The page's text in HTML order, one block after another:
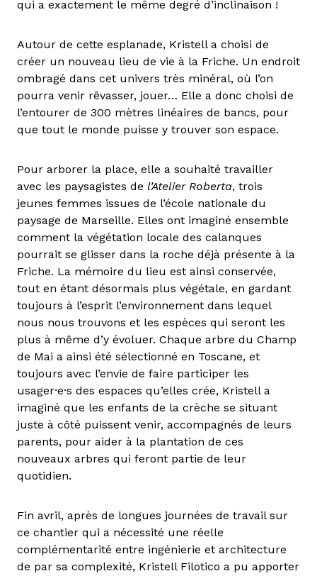
qui a exactement le même degré d’inclinaison !
Autour de cette esplanade, Kristell a choisi de
créer un nouveau lieu de vie à la Friche. Un endroit
ombragé dans cet univers très minéral, où l’on
pourra venir rêvasser, jouer… Elle a donc choisi de
l’entourer de 300 mètres linéaires de bancs, pour
que tout le monde puisse y trouver son espace.
Pour arborer la place, elle a souhaité travailler
avec les paysagistes de l’Atelier Roberta, trois
jeunes femmes issues de l’école nationale du
paysage de Marseille. Elles ont imaginé ensemble
comment la végétation locale des calanques
pourrait se glisser dans la roche déjà présente à la
Friche. La mémoire du lieu est ainsi conservée,
tout en étant désormais plus végétale, en gardant
toujours à l’esprit l’environnement dans lequel
nous nous trouvons et les espèces qui seront les
plus à même d’y évoluer. Chaque arbre du Champ
de Mai a ainsi été sélectionné en Toscane, et
toujours avec l’envie de faire participer les
usager·e·s des espaces qu’elles crée, Kristell a
imaginé que les enfants de la crèche se situant
juste à côté puissent venir, accompagnés de leurs
parents, pour aider à la plantation de ces
nouveaux arbres qui feront partie de leur
quotidien.
Fin avril, après de longues journées de travail sur
ce chantier qui a nécessité une réelle
complémentarité entre ingénierie et architecture
de par sa complexité, Kristell Filotico a pu apporter